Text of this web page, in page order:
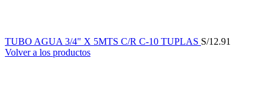
TUBO AGUA 3/4" X 5MTS C/R C-10 TUPLAS S/12.91
Volver a los productos